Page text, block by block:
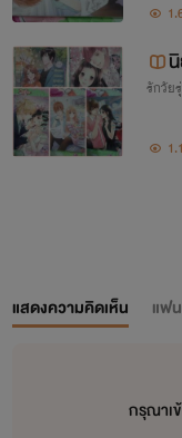
รักวัย
แสดงความคิดเห็น แฟ
กรุณาเ